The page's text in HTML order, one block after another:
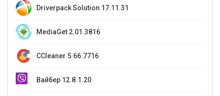
Driverpack Solution 17.11.31
MediaGet 2.01.3816
CCleaner 5.66.7716
Вайбер 12.8.1.20